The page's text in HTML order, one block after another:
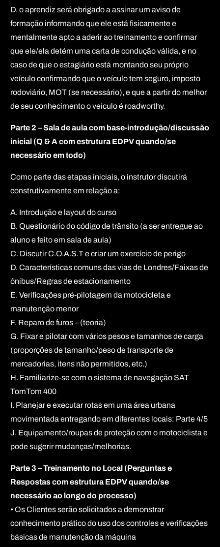
D. o aprendiz será obrigado a assinar um aviso de
formação informando que ele está fisicamente e
mentalmente apto a aderir ao treinamento e confirmar
que ele/ela detém uma carta de condução válida, e no
caso de que o estagiário está montando seu próprio
veículo confirmando que o veículo tem seguro, imposto
rodoviário, MOT (se necessário), e que a partir do melhor
de seu conhecimento o veículo é roadworthy.
Parte 2 – Sala de aula com base-introdução/discussão
inicial (Q & A com estrutura EDPV quando/se
necessário em todo)
Como parte das etapas iniciais, o instrutor discutirá
construtivamente em relação a:
A. Introdução e layout do curso
B. Questionário do código de trânsito (a ser entregue ao
aluno e feito em sala de aula)
C. Discutir C.O.A.S.T e criar um exercício de perigo
D. Características comuns das vias de Londres/Faixas de
ônibus/Regras de estacionamento
E. Verificações pré-pilotagem da motocicleta e
manutenção menor
F. Reparo de furos – (teoria)
G. Fixar e pilotar com vários pesos e tamanhos de carga
(proporções de tamanho/peso de transporte de
mercadorias, itens não permitidos, etc.)
H. Familiarize-se com o sistema de navegação SAT
TomTom 400
I. Planejar e executar rotas em uma área urbana
movimentada entregando em diferentes locais: Parte 4/5
J. Equipamento/roupas de proteção com o motociclista e
pode sugerir mudanças/melhorias.
Parte 3 – Treinamento no Local (Perguntas e
Respostas com estrutura EDPV quando/se
necessário ao longo do processo)
• Os Clientes serão solicitados a demonstrar
conhecimento prático do uso dos controles e verificações
básicas de manutenção da máquina